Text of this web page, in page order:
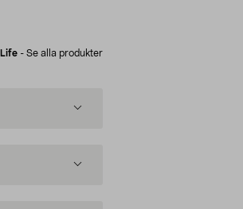
- Se alla produkter